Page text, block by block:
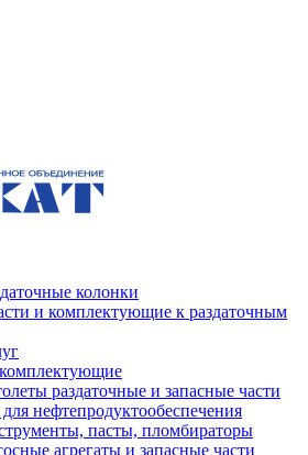
колонки
и комплектующие к раздаточным
раздаточные и запасные части
нефтепродуктообеспечения
пасты, пломбираторы
агрегаты и запасные части